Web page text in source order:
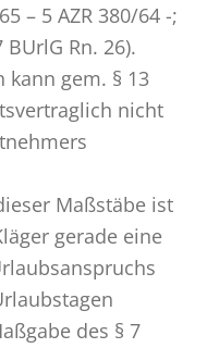
– 5 AZR 380/64 -;
Rn. 26).
kann gem. § 13
nicht
Maßstäbe ist
gerade eine
des § 7